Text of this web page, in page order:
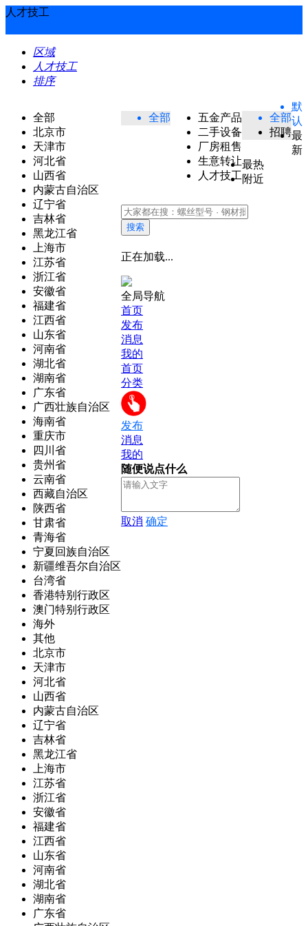
人才技工
区域
人才技工
排序
全部
北京市
天津市
河北省
山西省
内蒙古自治区
辽宁省
吉林省
黑龙江省
上海市
江苏省
浙江省
安徽省
福建省
江西省
山东省
河南省
湖北省
湖南省
广东省
广西壮族自治区
海南省
重庆市
四川省
贵州省
云南省
西藏自治区
陕西省
甘肃省
青海省
宁夏回族自治区
新疆维吾尔自治区
台湾省
香港特别行政区
澳门特别行政区
海外
其他
北京市
天津市
河北省
山西省
内蒙古自治区
辽宁省
吉林省
黑龙江省
上海市
江苏省
浙江省
安徽省
福建省
江西省
山东省
河南省
湖北省
湖南省
广东省
全部
五金产品
二手设备
厂房租售
生意转让
人才技工
全部
招聘
默
认
最
新
最热
附近
搜索
正在加载...
全局导航
首页
发布
消息
我的
首页
分类
发布
消息
我的
随便说点什么
取消 确定